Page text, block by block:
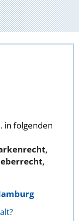
in folgenden